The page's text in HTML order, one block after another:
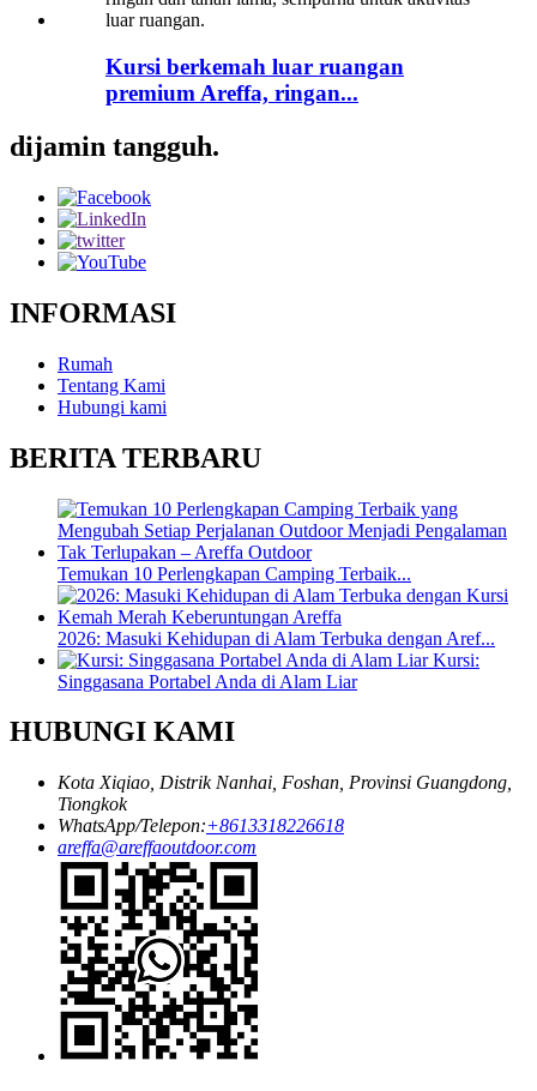
Kursi berkemah luar ruangan
premium Areffa, ringan...
dijamin tangguh.
INFORMASI
Rumah
Tentang Kami
Hubungi kami
BERITA TERBARU
Temukan 10 Perlengkapan Camping Terbaik...
2026: Masuki Kehidupan di Alam Terbuka dengan Aref...
Kursi:
Singgasana Portabel Anda di Alam Liar
HUBUNGI KAMI
Kota Xiqiao, Distrik Nanhai, Foshan, Provinsi Guangdong,
Tiongkok
WhatsApp/Telepon:+8613318226618
areffa@areffaoutdoor.com